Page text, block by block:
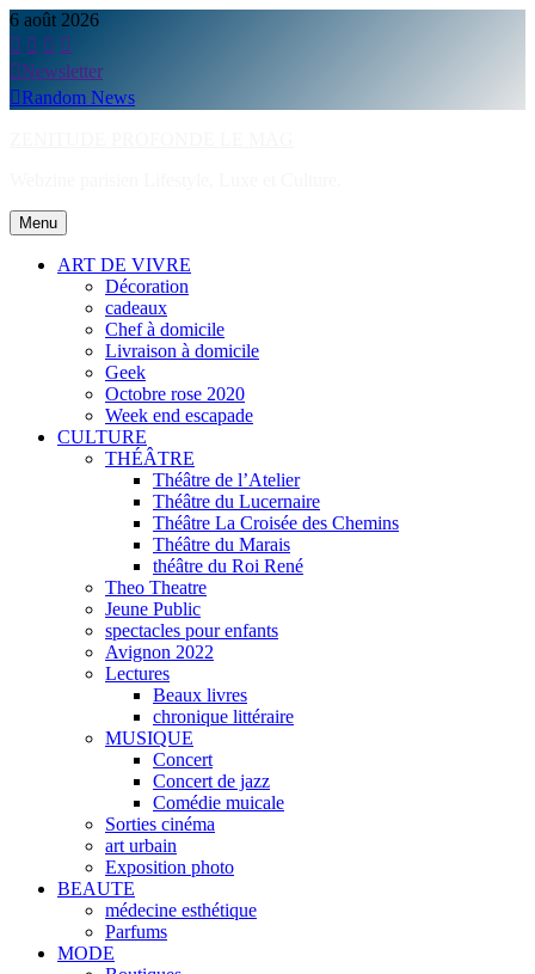
Skip
to
content
6 août 2026
Newsletter
Random News
Menu
ART DE VIVRE
Décoration
cadeaux
Chef à domicile
Livraison à domicile
Geek
Octobre rose 2020
Week end escapade
CULTURE
THÉÂTRE
Théâtre de l’Atelier
Théâtre du Lucernaire
Théâtre La Croisée des Chemins
Théâtre du Marais
théâtre du Roi René
Theo Theatre
Jeune Public
spectacles pour enfants
Avignon 2022
Lectures
Beaux livres
chronique littéraire
MUSIQUE
Concert
Concert de jazz
Comédie muicale
Sorties cinéma
art urbain
Exposition photo
BEAUTE
médecine esthétique
Parfums
MODE